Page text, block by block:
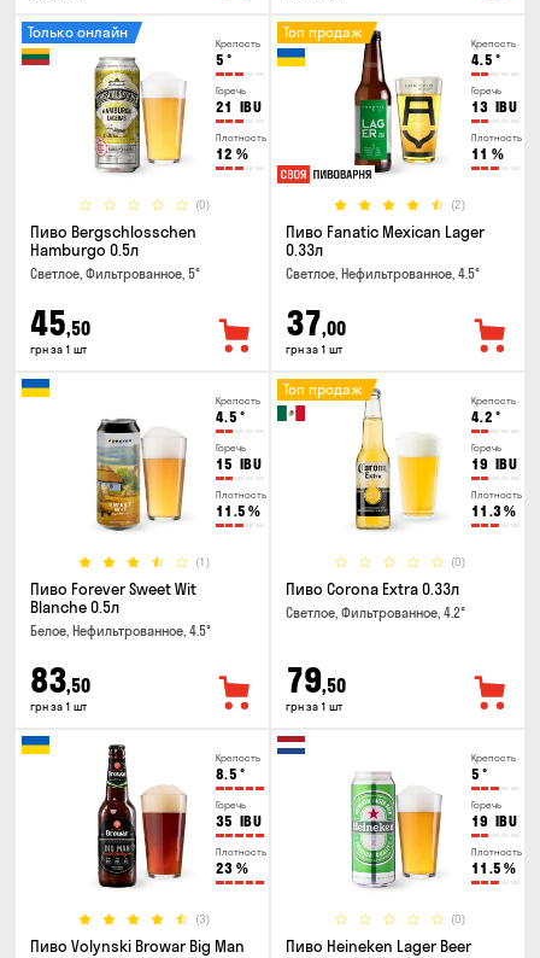
Крепость
5 °
Горечь
21 IBU
Плотность
12 %
(0)
Только онлайн
Пиво Bergschlosschen
Hamburgo 0.5л
Светлое, Фильтрованное, 5°
45,50
грн за 1 шт
Крепость
4.5 °
Горечь
13 IBU
Плотность
11 %
(2)
Топ продаж
Пиво Fanatic Mexican Lager
0.33л
Светлое, Нефильтрованное, 4.5°
37,00
грн за 1 шт
Крепость
4.5 °
Горечь
15 IBU
Плотность
11.5 %
(1)
Пиво Forever Sweet Wit
Blanche 0.5л
Белое, Нефильтрованное, 4.5°
83,50
грн за 1 шт
Крепость
4.2 °
Горечь
19 IBU
Плотность
11.3%
(0)
Топ продаж
Пиво Corona Extra 0.33л
Светлое, Фильтрованное, 4.2°
79,50
грн за 1 шт
Крепость
8.5 °
Горечь
35 IBU
Плотность
23 %
(3)
Пиво Volynski Browar Big Man
Крепость
5 °
Горечь
19 IBU
Плотность
11.5 %
(0)
Пиво Heineken Lager Beer